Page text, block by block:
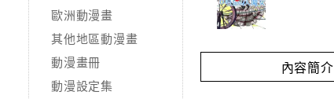
歐洲動漫畫
其他地區動漫畫
動漫畫冊
動漫設定集
內容簡介